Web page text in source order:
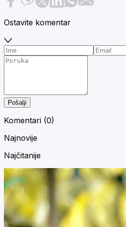
Ostavite komentar
Pošalji
Komentari (0)
Najnovije
Najčitanije